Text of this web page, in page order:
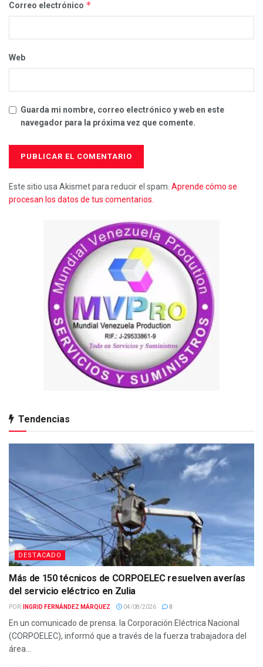
Correo electrónico *
Web
Guarda mi nombre, correo electrónico y web en este
navegador para la próxima vez que comente.
Este sitio usa Akismet para reducir el spam. Aprende cómo se
procesan los datos de tus comentarios.
Tendencias
DESTACADO
Más de 150 técnicos de CORPOELEC resuelven averías
del servicio eléctrico en Zulia
POR: INGRID FERNÁNDEZ MÁRQUEZ 04/08/2026 0
En un comunicado de prensa. la Corporación Eléctrica Nacional
(CORPOELEC), informó que a través de la fuerza trabajadora del
área...